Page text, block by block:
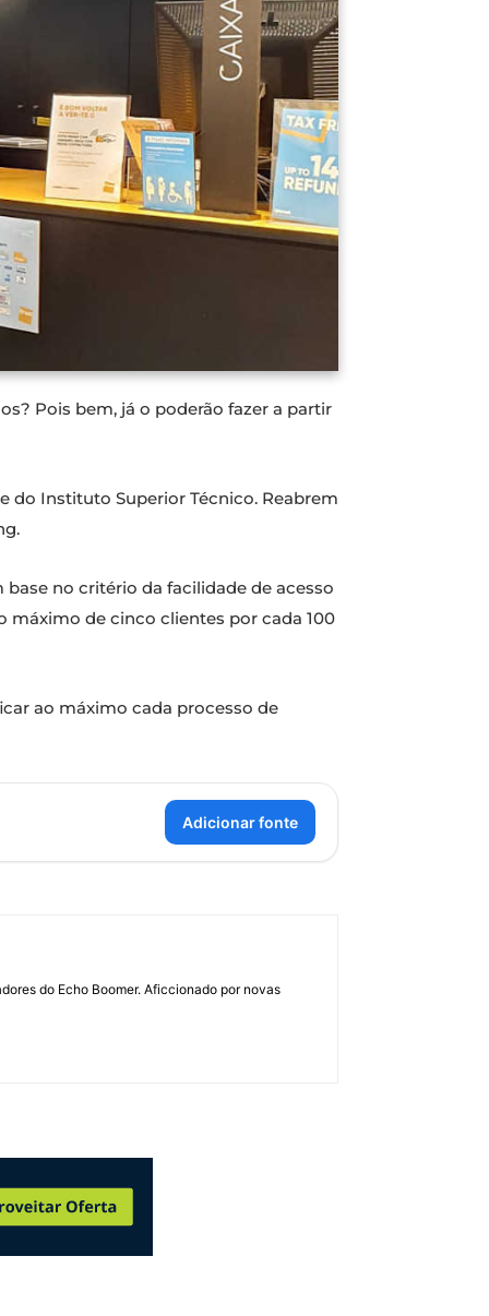
Pois bem, já o poderão fazer a partir
do Instituto Superior Técnico. Reabrem
no critério da facilidade de acesso
máximo de cinco clientes por cada 100
ao máximo cada processo de
Adicionar fonte
do Echo Boomer. Aficcionado por novas